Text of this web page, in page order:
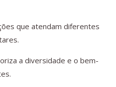
que atendam diferentes
a diversidade e o bem-